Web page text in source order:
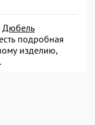
Дюбель
подробная
изделию,